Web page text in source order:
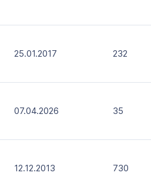
25.01.2017 232
07.04.2026 35
12.12.2013 730